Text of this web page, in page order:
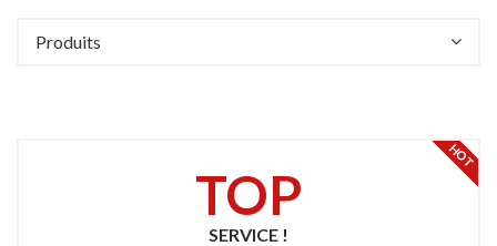
Produits
HOT
TOP
SERVICE !